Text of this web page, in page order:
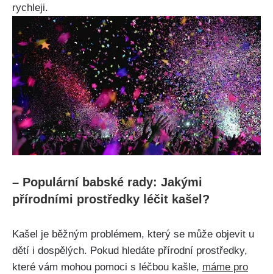
rychleji.
– Populární⁢ babské rady: Jakými
přírodními prostředky léčit kašel?
Kašel ⁤je běžným problémem, který se ​může objevit u
dětí i dospělých. Pokud hledáte přírodní prostředky,
které vám mohou‍ pomoci⁣ s léčbou⁢ kašle, máme pro